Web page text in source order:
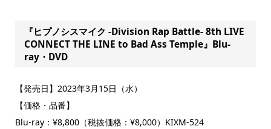
『ヒプノシスマイク -Division Rap Battle- 8th LIVE
CONNECT THE LINE to Bad Ass Temple』Blu-
ray・DVD
【発売日】2023年3月15日（水）
【価格・品番】
Blu-ray：¥8,800（税抜価格：¥8,000）KIXM-524